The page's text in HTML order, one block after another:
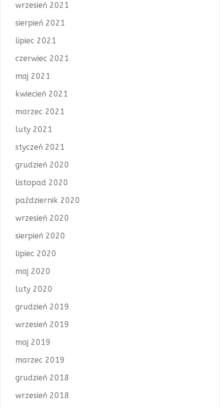
wrzesień 2021
sierpień 2021
lipiec 2021
czerwiec 2021
maj 2021
kwiecień 2021
marzec 2021
luty 2021
styczeń 2021
grudzień 2020
listopad 2020
październik 2020
wrzesień 2020
sierpień 2020
lipiec 2020
maj 2020
luty 2020
grudzień 2019
wrzesień 2019
maj 2019
marzec 2019
grudzień 2018
wrzesień 2018